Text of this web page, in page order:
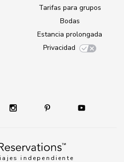
independiente
Tarifas para grupos
Bodas
Estancia prolongada
Privacidad